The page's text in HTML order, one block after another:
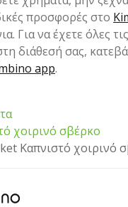
προσφορές στο
Για να έχετε όλες
διάθεσή σας,
app.
χοιρινό σβέρκο
Καπνιστό χοιρινό